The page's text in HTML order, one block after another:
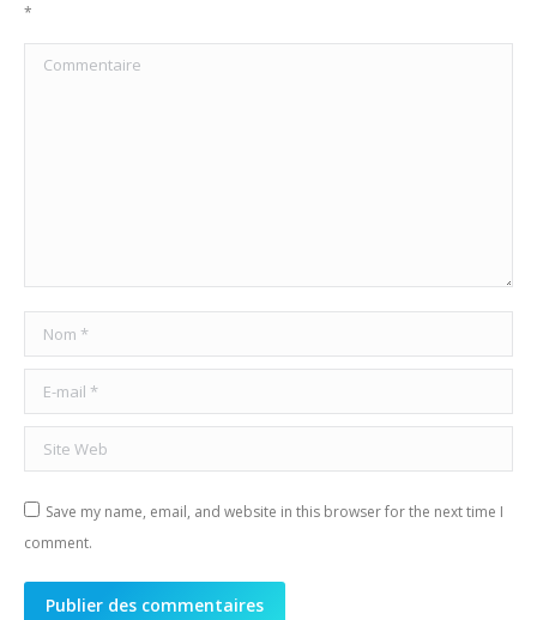
*
Commentaire
Nom *
E-mail *
Site Web
Save my name, email, and website in this browser for the next time I
comment.
Publier des commentaires